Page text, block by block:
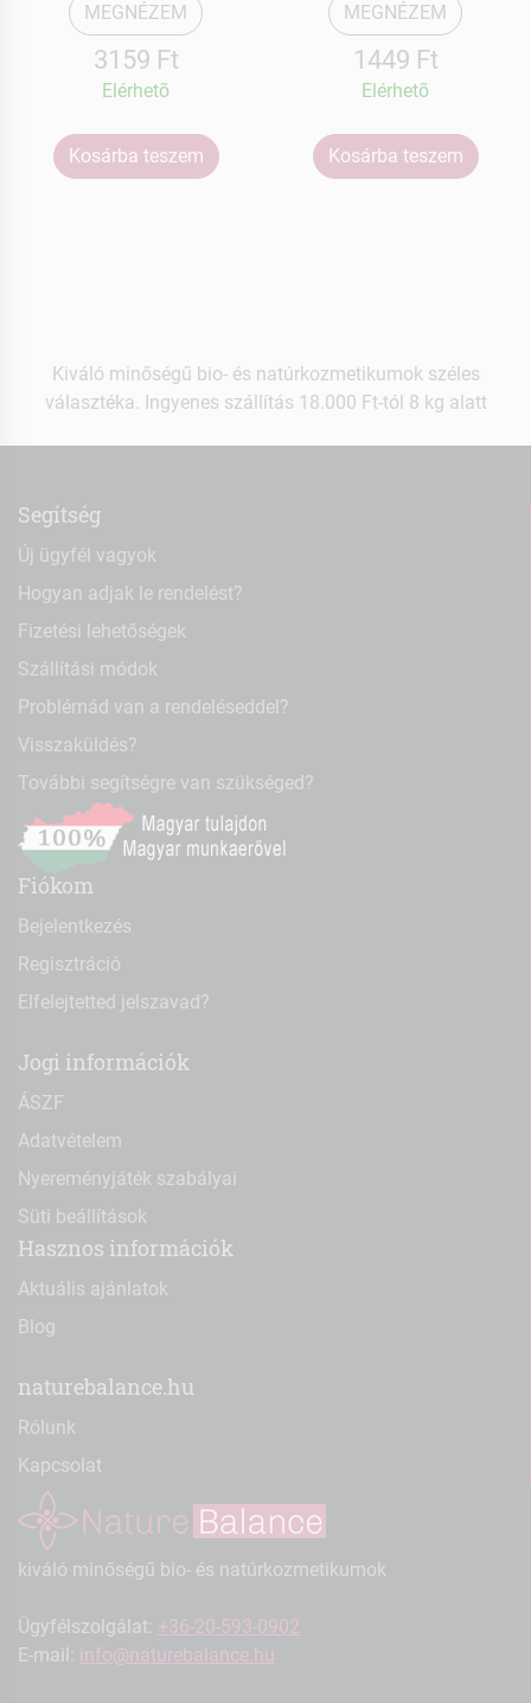
MEGNÉZEM
3159 Ft
Elérhetõ
Kosárba teszem
MEGNÉZEM
1449 Ft
Elérhetõ
Kosárba teszem
Kiváló minőségű bio- és natúrkozmetikumok széles
választéka. Ingyenes szállítás 18.000 Ft-tól 8 kg alatt
Segítség
Új ügyfél vagyok
Hogyan adjak le rendelést?
Fizetési lehetőségek
Szállítási módok
Problémád van a rendeléseddel?
Visszaküldés?
További segítségre van szükséged?
Fiókom
Bejelentkezés
Regisztráció
Elfelejtetted jelszavad?
Jogi információk
ÁSZF
Adatvételem
Nyereményjáték szabályai
Süti beállítások
Hasznos információk
Aktuális ajánlatok
Blog
naturebalance.hu
Rólunk
Kapcsolat
kiváló minőségű bio- és natúrkozmetikumok
Ügyfélszolgálat: +36-20-593-0902
E-mail: info@naturebalance.hu